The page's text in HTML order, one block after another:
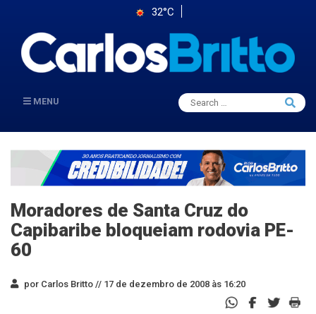
32°C
MENU
Search
for:
Search
Moradores de Santa Cruz do
Capibaribe bloqueiam rodovia PE-
60
por Carlos Britto // 17 de dezembro de 2008 às 16:20